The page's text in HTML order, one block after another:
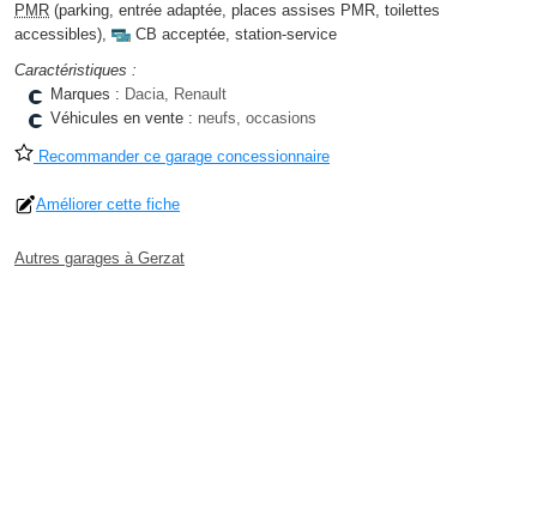
PMR (parking, entrée adaptée, places assises PMR, toilettes
accessibles), CB acceptée, station-service
Caractéristiques :
Marques : Dacia, Renault
Véhicules en vente : neufs, occasions
Recommander ce garage concessionnaire
Améliorer cette fiche
Autres garages à Gerzat